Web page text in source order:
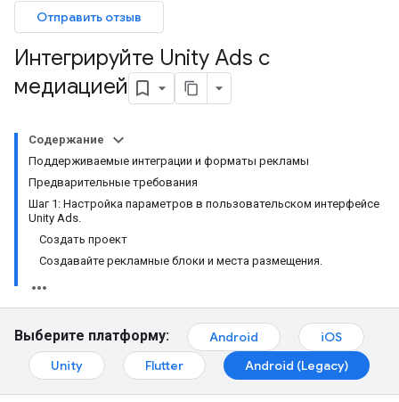
Отправить отзыв
Интегрируйте Unity Ads с
медиацией
Содержание
Поддерживаемые интеграции и форматы рекламы
Предварительные требования
Шаг 1: Настройка параметров в пользовательском интерфейсе
Unity Ads.
Создать проект
Создавайте рекламные блоки и места размещения.
Выберите платформу: Android
iOS
Unity
Flutter Android (Legacy)